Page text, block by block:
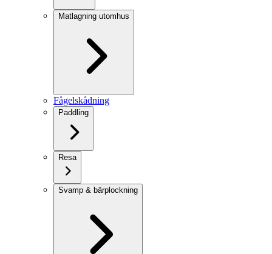
Matlagning utomhus
Fågelskådning
Paddling
Resa
Svamp & bärplockning